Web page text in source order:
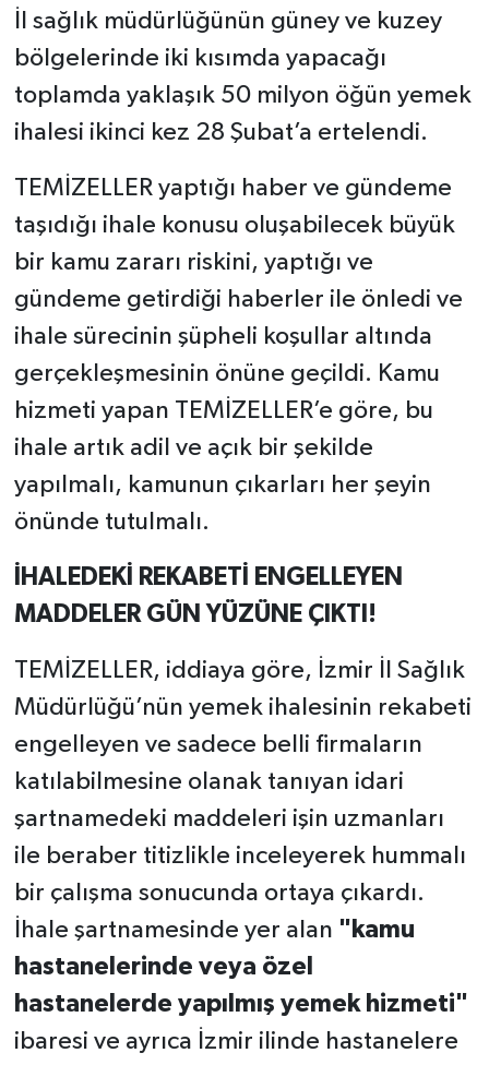
İl sağlık müdürlüğünün güney ve kuzey
bölgelerinde iki kısımda yapacağı
toplamda yaklaşık 50 milyon öğün yemek
ihalesi ikinci kez 28 Şubat’a ertelendi.
TEMİZELLER yaptığı haber ve gündeme
taşıdığı ihale konusu oluşabilecek büyük
bir kamu zararı riskini, yaptığı ve
gündeme getirdiği haberler ile önledi ve
ihale sürecinin şüpheli koşullar altında
gerçekleşmesinin önüne geçildi. Kamu
hizmeti yapan TEMİZELLER’e göre, bu
ihale artık adil ve açık bir şekilde
yapılmalı, kamunun çıkarları her şeyin
önünde tutulmalı.
İHALEDEKİ REKABETİ ENGELLEYEN
MADDELER GÜN YÜZÜNE ÇIKTI!
TEMİZELLER, iddiaya göre, İzmir İl Sağlık
Müdürlüğü’nün yemek ihalesinin rekabeti
engelleyen ve sadece belli firmaların
katılabilmesine olanak tanıyan idari
şartnamedeki maddeleri işin uzmanları
ile beraber titizlikle inceleyerek hummalı
bir çalışma sonucunda ortaya çıkardı.
İhale şartnamesinde yer alan "kamu
hastanelerinde veya özel
hastanelerde yapılmış yemek hizmeti"
ibaresi ve ayrıca İzmir ilinde hastanelere